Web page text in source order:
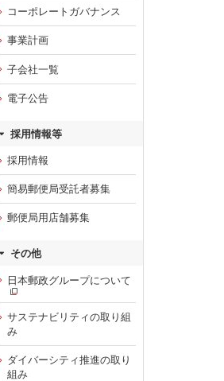
コーポレートガバナンス
事業計画
子会社一覧
電子公告
採用情報等
採用情報
簡易郵便局受託者募集
郵便局用店舗募集
その他
日本郵政グループについて
サステナビリティの取り組
み
ダイバーシティ推進の取り
組み